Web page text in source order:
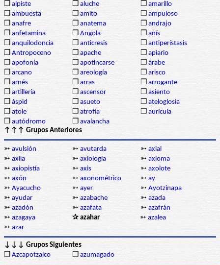
❒ alpiste ❒ aluche ❒ amarillo
❒ ambuesta ❒ amito ❒ ampuloso
❒ anafre ❒ anatema ❒ andrajo
❒ anfetamina ❒ Angola ❒ anís
❒ anquilodoncia ❒ anticresis ❒ antiperístasis
❒ Antropoceno ❒ apache ❒ apiario
❒ apofonía ❒ apotincarse ❒ árabe
❒ arcano ❒ areología ❒ arisco
❒ arnés ❒ arras ❒ arrogante
❒ artillería ❒ ascensor ❒ asiento
❒ áspid ❒ asueto ❒ ateloglosia
❒ atole ❒ atrofia ❒ aurícula
❒ autódromo ❒ avalancha
↑↑↑ Grupos Anteriores
➳ avulsión ➳ avutarda ➳ axial
➳ axila ➳ axiología ➳ axioma
➳ axiopistía ➳ axis ➳ axolote
➳ axón ➳ axonométrico ➳ ay
➳ Ayacucho ➳ ayer ➳ Ayotzinapa
➳ ayudar ➳ azabache ➳ azada
➳ azadón ➳ azafata ➳ azafrán
➳ azagaya ✰ azahar ➳ azalea
➳ azar
↓↓↓ Grupos Siguientes
❒ Azcapotzalco ❒ azumagado